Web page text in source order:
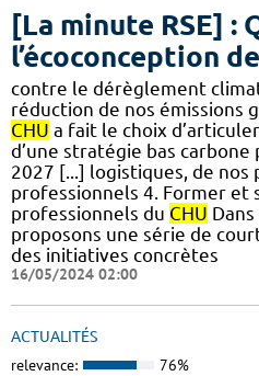
[La minute RSE] :
l’écoconception
contre le dérèglement
réduction de nos émissions
CHU a fait le choix
d’une stratégie bas
2027 [...] logistiques, de nos
professionnels 4. Former et
professionnels du CHU
proposons une série de
des initiatives concrètes
16/05/2024 02:00
ACTUALITÉS
relevance: 76%